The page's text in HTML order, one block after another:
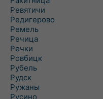
Ревятичи
Редигерово
Ремель
Речица
Речки
Ровбицк
Рубель
Рудск
Ружаны
Русино